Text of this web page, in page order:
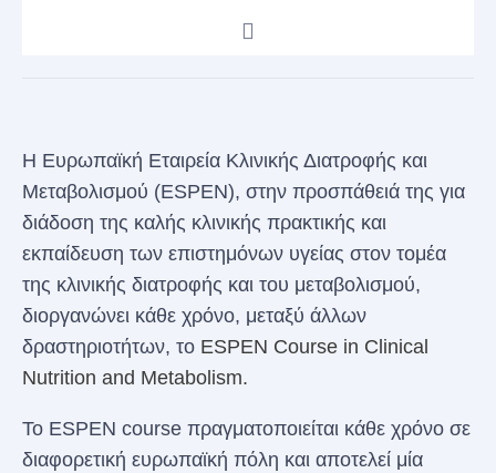
H Ευρωπαϊκή Εταιρεία Κλινικής Διατροφής και
Μεταβολισμού (ESPEN), στην προσπάθειά της για
διάδοση της καλής κλινικής πρακτικής και
εκπαίδευση των επιστημόνων υγείας στον τομέα
της κλινικής διατροφής και του μεταβολισμού,
διοργανώνει κάθε χρόνο, μεταξύ άλλων
δραστηριοτήτων, το ESPEN Course in Clinical
Nutrition and Metabolism.
To ESPEN course πραγματοποιείται κάθε χρόνο σε
διαφορετική ευρωπαϊκή πόλη και αποτελεί μία